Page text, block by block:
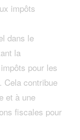
impôts
dans le
la
pour les
Cela contribue
et à une
fiscales pour